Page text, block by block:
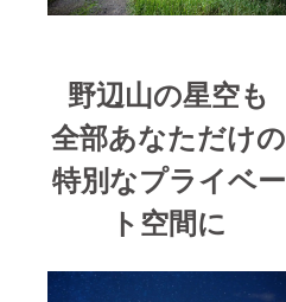
野辺山の星空も
全部あなただけの
特別なプライベー
ト空間に